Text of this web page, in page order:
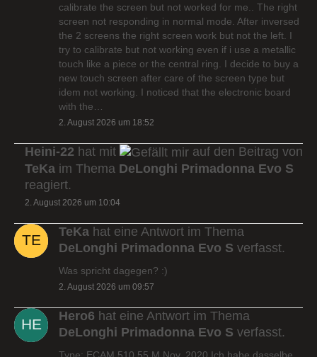
calibrate the screen but not worked for me.. The right
screen not responding in normal mode. After inversed
the 2 screens the right screen work but not the left. I
try to calibrate but not working even if i use a metallic
touch like a piece or the central ring. I decide to buy a
new touch screen after care of the screen type but
idem not working. I noticed that the electronic board
with the…
2. August 2026 um 18:52
Heini-22 hat mit
auf den Beitrag von
TeKa im Thema DeLonghi Primadonna Evo S
reagiert.
2. August 2026 um 10:04
TeKa hat eine Antwort im Thema
DeLonghi Primadonna Evo S verfasst.
Was spricht dagegen? :)
2. August 2026 um 09:57
Hero6 hat eine Antwort im Thema
DeLonghi Primadonna Evo S verfasst.
Type: ECAM 510.55.M Nov. 2020 Ich habe dasselbe